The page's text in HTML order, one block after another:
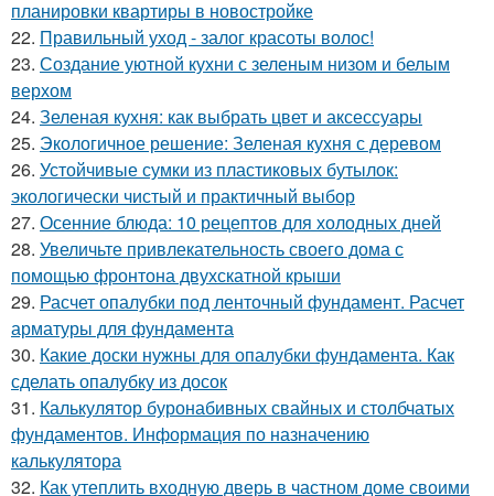
планировки квартиры в новостройке
22. Правильный уход - залог красоты волос!
23. Создание уютной кухни с зеленым низом и белым
верхом
24. Зеленая кухня: как выбрать цвет и аксессуары
25. Экологичное решение: Зеленая кухня с деревом
26. Устойчивые сумки из пластиковых бутылок:
экологически чистый и практичный выбор
27. Осенние блюда: 10 рецептов для холодных дней
28. Увеличьте привлекательность своего дома с
помощью фронтона двухскатной крыши
29. Расчет опалубки под ленточный фундамент. Расчет
арматуры для фундамента
30. Какие доски нужны для опалубки фундамента. Как
сделать опалубку из досок
31. Калькулятор буронабивных свайных и столбчатых
фундаментов. Информация по назначению
калькулятора
32. Как утеплить входную дверь в частном доме своими